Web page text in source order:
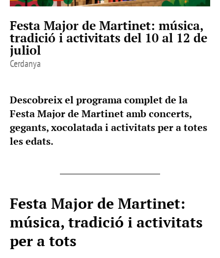
Festa Major de Martinet: música,
tradició i activitats del 10 al 12 de
juliol
Cerdanya
Descobreix el programa complet de la
Festa Major de Martinet amb concerts,
gegants, xocolatada i activitats per a totes
les edats.
Festa Major de Martinet:
música, tradició i activitats
per a tots